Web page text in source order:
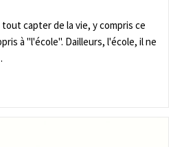
capter de la vie, y compris ce
à "l'école". Dailleurs, l'école, il ne